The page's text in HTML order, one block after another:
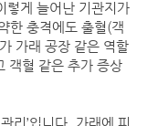
렇게 늘어난 기관지가
한 충격에도 출혈(객
가래 공장 같은 역할
객혈 같은 추가 증상